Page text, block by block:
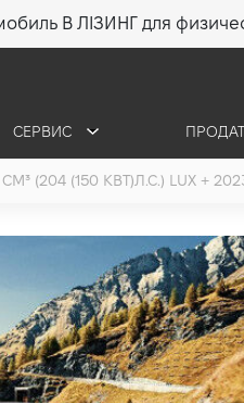
В ЛІЗИНГ для
СЕРВИС
СМ³ (204 (150 КВТ)Л.С.) LUX +